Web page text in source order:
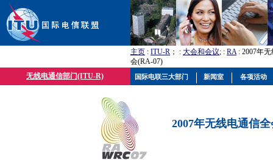
主页 : ITU-R ； : 大会和会议; : RA: 2007年
会(RA-07)
无线电通信部门(ITU-R)
2007年无线电通信
国际电联三大部门 新闻室 各项活动